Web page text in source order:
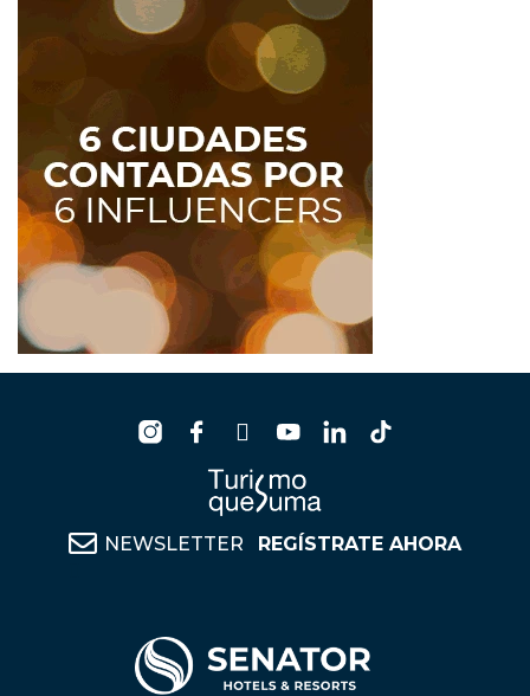
NEWSLETTER REGÍSTRATE AHORA